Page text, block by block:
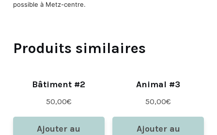
possible à Metz-centre.
Produits similaires
Bâtiment #2
50,00€
Ajouter au
Animal #3
50,00€
Ajouter au